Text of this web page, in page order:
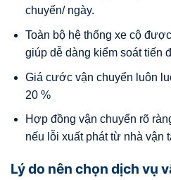
chuyến/ ngày.
Toàn bộ hệ thống xe cộ
giúp dễ dàng kiểm soát tiến
Giá cước vận chuyển luôn
20 %
Hợp đồng vận chuyển rõ
nếu lỗi xuất phát từ nhà vận
Lý do nên chọn dịch vụ